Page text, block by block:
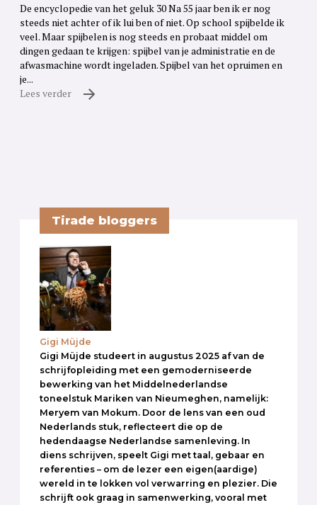
De encyclopedie van het geluk 30 Na 55 jaar ben ik er nog
steeds niet achter of ik lui ben of niet. Op school spijbelde ik
veel. Maar spijbelen is nog steeds en probaat middel om
dingen gedaan te krijgen: spijbel van je administratie en de
afwasmachine wordt ingeladen. Spijbel van het opruimen en
je...
Lees verder
Tirade bloggers
Gigi Müjde
Gigi Müjde studeert in augustus 2025 af van de
schrijfopleiding met een gemoderniseerde
bewerking van het Middelnederlandse
toneelstuk Mariken van Nieumeghen, namelijk:
Meryem van Mokum. Door de lens van een oud
Nederlands stuk, reflecteert die op de
hedendaagse Nederlandse samenleving. In
diens schrijven, speelt Gigi met taal, gebaar en
referenties – om de lezer een eigen(aardige)
wereld in te lokken vol verwarring en plezier. Die
schrijft ook graag in samenwerking, vooral met